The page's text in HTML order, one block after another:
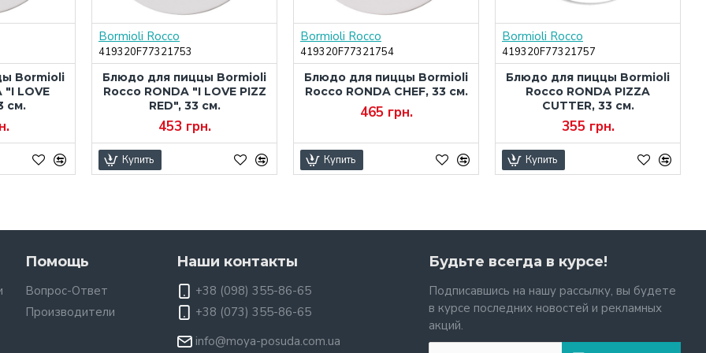
Bormioli
"I LOVE
см.
Bormioli Rocco
419320F77321753
Блюдо для пиццы Bormioli
Rocco RONDA "I LOVE PIZZ
RED", 33 см.
453 грн.
Купить
Bormioli Rocco
419320F77321754
Блюдо для пиццы Bormioli
Rocco RONDA CHEF, 33 см.
465 грн.
Купить
Bormioli Rocco
419320F77321757
Блюдо для пиццы Bormioli
Rocco RONDA PIZZA
CUTTER, 33 см.
355 грн.
Купить
Помощь
Вопрос-Ответ
Производители
Наши контакты
+38 (098) 355-86-65
+38 (073) 355-86-65
info@moya-posuda.com.ua
Будьте всегда в курсе!
Подписавшись на нашу рассылку, вы будете
в курсе последних новостей и рекламных
акций.